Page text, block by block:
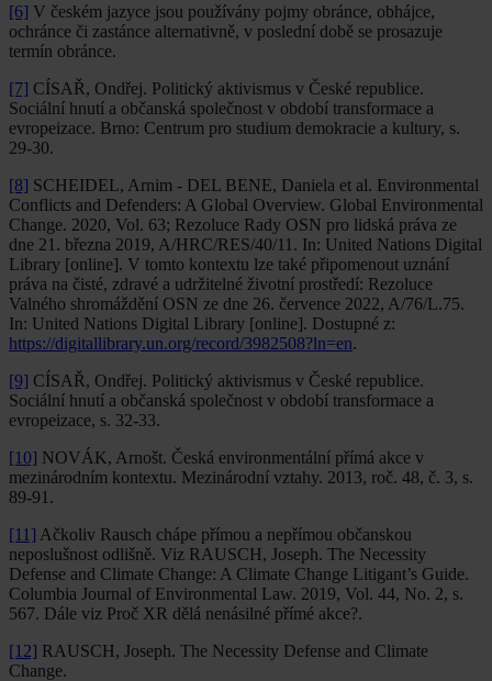
[6] V českém jazyce jsou používány pojmy obránce, obhájce,
ochránce či zastánce alternativně, v poslední době se prosazuje
termín obránce.
[7] CÍSAŘ, Ondřej. Politický aktivismus v České republice.
Sociální hnutí a občanská společnost v období transformace a
evropeizace. Brno: Centrum pro studium demokracie a kultury, s.
29-30.
[8] SCHEIDEL, Arnim - DEL BENE, Daniela et al. Environmental
Conflicts and Defenders: A Global Overview. Global Environmental
Change. 2020, Vol. 63; Rezoluce Rady OSN pro lidská práva ze
dne 21. března 2019, A/HRC/RES/40/11. In: United Nations Digital
Library [online]. V tomto kontextu lze také připomenout uznání
práva na čisté, zdravé a udržitelné životní prostředí: Rezoluce
Valného shromáždění OSN ze dne 26. července 2022, A/76/L.75.
In: United Nations Digital Library [online]. Dostupné z:
https://digitallibrary.un.org/record/3982508?ln=en.
[9] CÍSAŘ, Ondřej. Politický aktivismus v České republice.
Sociální hnutí a občanská společnost v období transformace a
evropeizace, s. 32-33.
[10] NOVÁK, Arnošt. Česká environmentální přímá akce v
mezinárodním kontextu. Mezinárodní vztahy. 2013, roč. 48, č. 3, s.
89-91.
[11] Ačkoliv Rausch chápe přímou a nepřímou občanskou
neposlušnost odlišně. Viz RAUSCH, Joseph. The Necessity
Defense and Climate Change: A Climate Change Litigant’s Guide.
Columbia Journal of Environmental Law. 2019, Vol. 44, No. 2, s.
567. Dále viz Proč XR dělá nenásilné přímé akce?.
[12] RAUSCH, Joseph. The Necessity Defense and Climate
Change.